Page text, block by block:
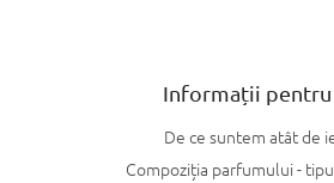
Informații pentru
De ce suntem atât de
Compoziția parfumului -